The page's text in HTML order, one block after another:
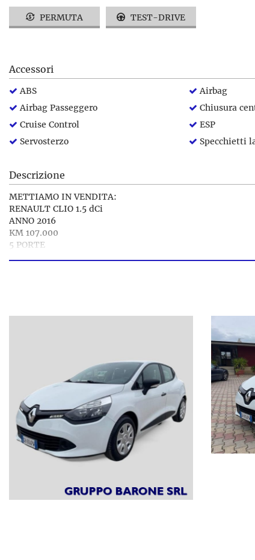
PERMUTA TEST-DRIVE
Accessori
ABS
Airbag Passeggero
Cruise Control
Servosterzo
Airbag
Chiusura
ESP
Specchietti
Descrizione
METTIAMO IN VENDITA:
RENAULT CLIO 1.5 dCi
ANNO 2016
KM 107.000
5 PORTE
KG: 1209
PREUMATICI: 185/65 R15 88T
POTENZA: 55/75 kW/CV